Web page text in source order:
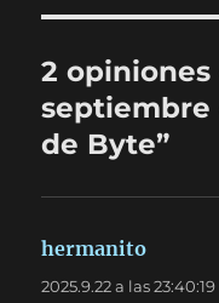
2 opiniones
septiembre
de Byte”
hermanito
2025.9.22 a las 23:40:19